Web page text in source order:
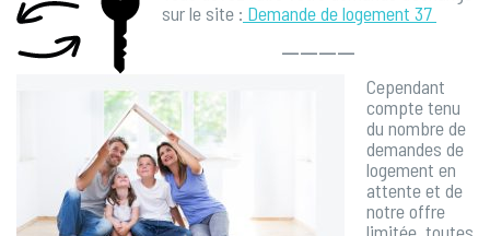
sur le site : Demande de logement 37
————
Cependant
compte tenu
du nombre de
demandes de
logement en
attente et de
notre offre